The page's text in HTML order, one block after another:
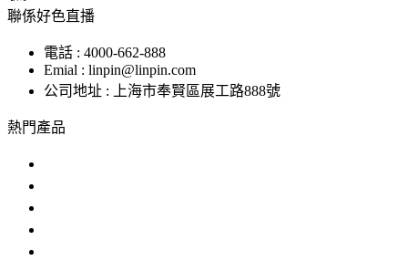
聯係好色直播
電話 : 4000-662-888
Emial : linpin@linpin.com
公司地址 : 上海市奉賢區展工路888號
熱門產品